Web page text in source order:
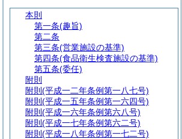
本則
第一条(趣旨)
第二条
第三条(営業施設の基準)
第四条(食品衛生検査施設の基準)
第五条(委任)
附則
附則 (平成一二年条例第一八七号)
附則 (平成一五年条例第一六四号)
附則 (平成一六年条例第六八号)
附則 (平成一七年条例第六二号)
附則 (平成一八年条例第一七二号)